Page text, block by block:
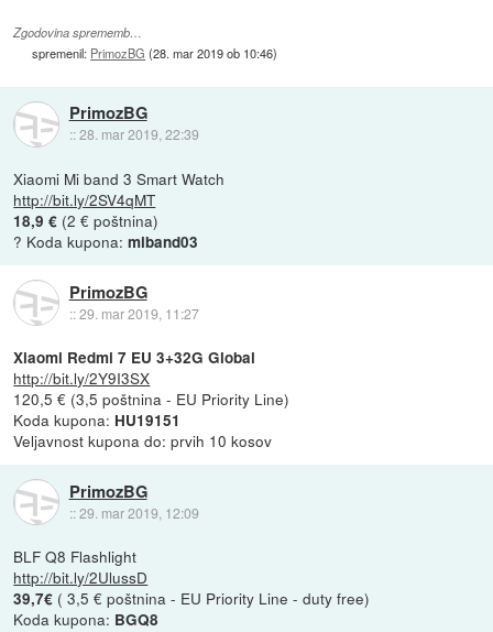
Zgodovina sprememb…
spremenil: PrimozBG (28. mar 2019 ob 10:46)
PrimozBG
::28. mar 2019, 22:39
Xiaomi Mi band 3 Smart Watch
http://bit.ly/2SV4qMT
18,9 € (2 € poštnina)
? Koda kupona:miband03
PrimozBG
::29. mar 2019, 11:27
Xiaomi Redmi 7 EU 3+32G Global
http://bit.ly/2Y9I3SX
120,5 € (3,5 poštnina - EU Priority Line)
Koda kupona: HU19151
Veljavnost kupona do: prvih 10 kosov
PrimozBG
::29. mar 2019, 12:09
BLF Q8 Flashlight
http://bit.ly/2UlussD
39,7€ ( 3,5 € poštnina - EU Priority Line - duty free)
Koda kupona: BGQ8